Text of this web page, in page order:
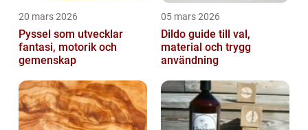
20 mars 2026
Pyssel som utvecklar
fantasi, motorik och
gemenskap
05 mars 2026
Dildo guide till val,
material och trygg
användning